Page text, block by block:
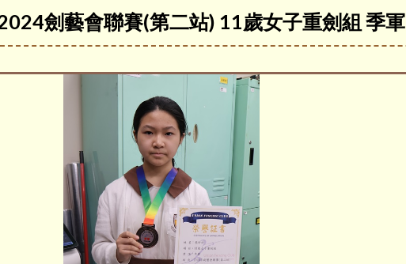
劍藝會聯賽(第二站) 11歲女子重劍組 季軍